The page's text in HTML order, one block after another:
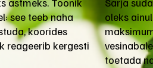
see teeb naha
koorides
reageerib kergesti
oleks
toetada